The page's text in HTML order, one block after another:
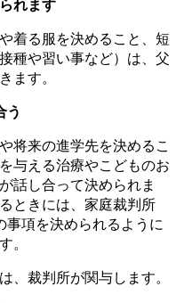
れます
着る服を決めること、短
種や習い事など）は、父
ます。
う
将来の進学先を決めるこ
与える治療やこどものお
話し合って決められま
ときには、家庭裁判所
事項を決められるように
。
、裁判所が関与します。